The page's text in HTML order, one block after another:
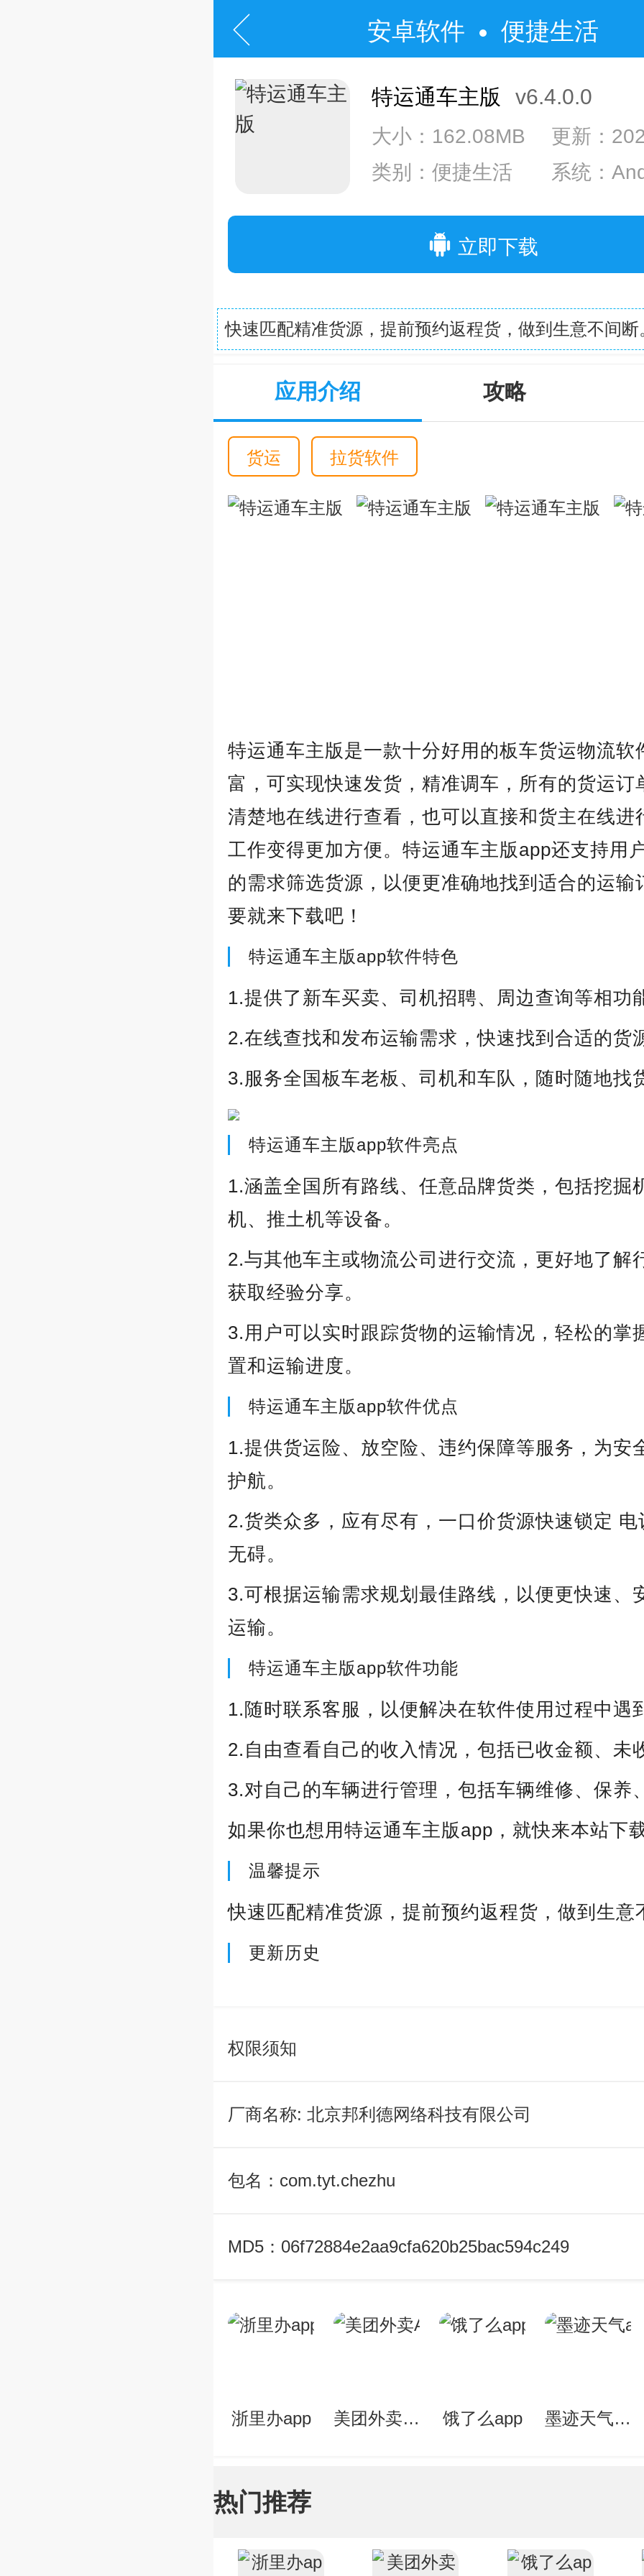
安卓软件 便捷生活
特运通车主版 v6.4.0.0
大小：162.08MB
更新：
类别：便捷生活
系统：
立即下载
快速匹配精准货源，提前预约返程货，做到生意不间断
应用介绍 攻略
货运 拉货软件
特运通车主版是一款十分好用的板车货运物流软
富，可实现快速发货，精准调车，所有的货运订
清楚地在线进行查看，也可以直接和货主在线进
工作变得更加方便。特运通车主版app还支持用
的需求筛选货源，以便更准确地找到适合的运输
要就来下载吧！
特运通车主版app软件特色
1.提供了新车买卖、司机招聘、周边查询等相功
2.在线查找和发布运输需求，快速找到合适的货
3.服务全国板车老板、司机和车队，随时随地找
特运通车主版app软件亮点
1.涵盖全国所有路线、任意品牌货类，包括挖掘
机、推土机等设备。
2.与其他车主或物流公司进行交流，更好地了解
获取经验分享。
3.用户可以实时跟踪货物的运输情况，轻松的掌
置和运输进度。
特运通车主版app软件优点
1.提供货运险、放空险、违约保障等服务，为安
护航。
2.货类众多，应有尽有，一口价货源快速锁定
无碍。
3.可根据运输需求规划最佳路线，以便更快速、
运输。
特运通车主版app软件功能
1.随时联系客服，以便解决在软件使用过程中遇
2.自由查看自己的收入情况，包括已收金额、未
3.对自己的车辆进行管理，包括车辆维修、保养
如果你也想用特运通车主版app，就快来本站下
温馨提示
快速匹配精准货源，提前预约返程货，做到生意
更新历史
权限须知
厂商名称: 北京邦利德网络科技有限公司
包名：com.tyt.chezhu
MD5：06f72884e2aa9cfa620b25bac594c249
浙里办app 美团外卖APP 饿了么app 墨迹天气app
热门推荐